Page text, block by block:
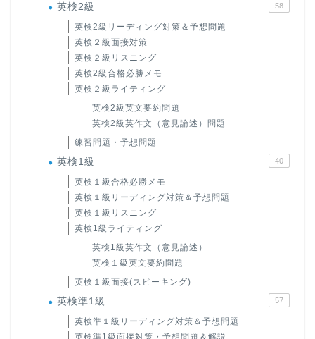
英検2級 58
英検2級リーディング対策＆予想問題
英検２級面接対策
英検２級リスニング
英検2級合格必勝メモ
英検２級ライティング
英検2級英文要約問題
英検2級英作文（意見論述）問題
練習問題・予想問題
英検1級 40
英検１級合格必勝メモ
英検１級リーディング対策＆予想問題
英検１級リスニング
英検1級ライティング
英検1級英作文（意見論述）
英検１級英文要約問題
英検１級面接(スピーキング)
英検準1級 57
英検準１級リーディング対策＆予想問題
英検準1級面接対策・予想問題＆解説